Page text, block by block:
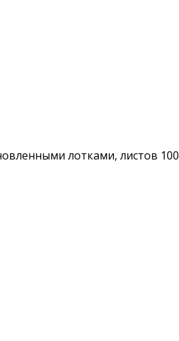
лотками, листов 100